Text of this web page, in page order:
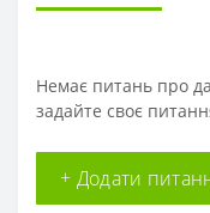
Немає питань про
задайте своє
+ Додати